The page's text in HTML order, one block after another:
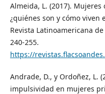
Almeida, L. (2017).
¿quiénes son y cómo viven
Revista Latinoamericana
240-255.
https://
Andrade, D., y Ordoñez, L.
impulsividad en mujeres